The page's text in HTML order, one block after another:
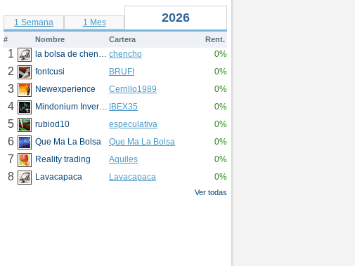
1 Semana 1 Mes 2026
# Nombre Cartera Rent.
1 la bolsa de chencho chencho 0%
2 fontcusi BRUFI 0%
3 Newexperience Cerrillo1989 0%
4 Mindonium Inversions IBEX35 0%
5 rubiod10 especulativa 0%
6 Que Ma La Bolsa Que Ma La Bolsa 0%
7 Reality trading Aquiles 0%
8 Lavacapaca Lavacapaca 0%
Ver todas